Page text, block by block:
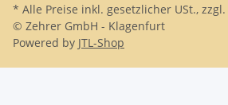
* Alle Preise inkl. gesetzlicher USt., zzgl.
© Zehrer GmbH - Klagenfurt
Powered by JTL-Shop